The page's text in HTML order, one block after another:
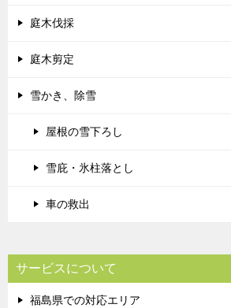
庭木伐採
庭木剪定
雪かき、除雪
屋根の雪下ろし
雪庇・氷柱落とし
車の救出
サービスについて
福島県での対応エリア